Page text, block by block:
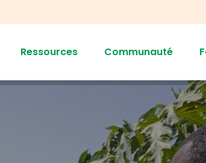
Ressources Communauté